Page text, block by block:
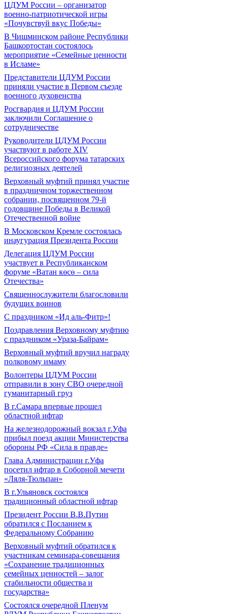
ЦДУМ России – организатор
военно-патриотической игры
«Почувствуй вкус Победы»
В Чишминском районе Республики
Башкортостан состоялось
мероприятие «Семейные ценности
в Исламе»
Представители ЦДУМ России
приняли участие в Первом съезде
военного духовенства
Росгвардия и ЦДУМ России
заключили Соглашение о
сотрудничестве
Руководители ЦДУМ России
участвуют в работе XIV
Всероссийского форума татарских
религиозных деятелей
Верховный муфтий принял участие
в праздничном торжественном
собрании, посвященном 79-й
годовщине Победы в Великой
Отечественной войне
В Московском Кремле состоялась
инаугурация Президента России
Делегация ЦДУМ России
участвует в Республиканском
форуме «Ватан көсө – сила
Отечества»
Священнослужители благословили
будущих воинов
С праздником «Ид аль-Фитр»!
Поздравления Верховному муфтию
с праздником «Ураза-Байрам»
Верховный муфтий вручил награду
полковому имаму
Волонтеры ЦДУМ России
отправили в зону СВО очередной
гуманитарный груз
В г.Самара впервые прошел
областной ифтар
На железнодорожный вокзал г.Уфа
прибыл поезд акции Министерства
обороны РФ «Сила в правде»
Глава Администрации г.Уфа
посетил ифтар в Соборной мечети
«Ляля-Тюльпан»
В г.Ульяновск состоялся
традиционный областной ифтар
Президент России В.В.Путин
обратился с Посланием к
Федеральному Собранию
Верховный муфтий обратился к
участникам семинара-совещания
«Сохранение традиционных
семейных ценностей – залог
стабильности общества и
государства»
Состоялся очередной Пленум